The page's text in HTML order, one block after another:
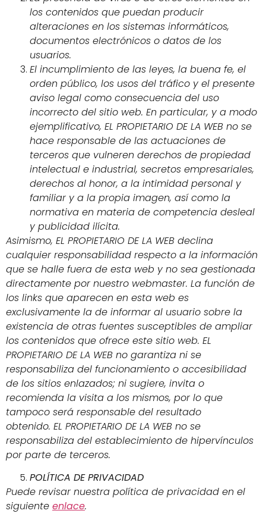
los contenidos que puedan producir
alteraciones en los sistemas informáticos,
documentos electrónicos o datos de los
usuarios.
El incumplimiento de las leyes, la buena fe, el
orden público, los usos del tráfico y el presente
aviso legal como consecuencia del uso
incorrecto del sitio web. En particular, y a modo
ejemplificativo, EL PROPIETARIO DE LA WEB no se
hace responsable de las actuaciones de
terceros que vulneren derechos de propiedad
intelectual e industrial, secretos empresariales,
derechos al honor, a la intimidad personal y
familiar y a la propia imagen, así como la
normativa en materia de competencia desleal
y publicidad ilícita.
Asimismo, EL PROPIETARIO DE LA WEB declina
cualquier responsabilidad respecto a la información
que se halle fuera de esta web y no sea gestionada
directamente por nuestro webmaster. La función de
los links que aparecen en esta web es
exclusivamente la de informar al usuario sobre la
existencia de otras fuentes susceptibles de ampliar
los contenidos que ofrece este sitio web. EL
PROPIETARIO DE LA WEB no garantiza ni se
responsabiliza del funcionamiento o accesibilidad
de los sitios enlazados; ni sugiere, invita o
recomienda la visita a los mismos, por lo que
tampoco será responsable del resultado
obtenido. EL PROPIETARIO DE LA WEB no se
responsabiliza del establecimiento de hipervínculos
por parte de terceros.
POLÍTICA DE PRIVACIDAD
Puede revisar nuestra política de privacidad en el
siguiente enlace.